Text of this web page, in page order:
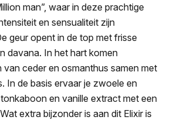
man”, waar in deze prachtige
en sensualiteit zijn
geur opent in de top met frisse
davana. In het hart komen
ceder en osmanthus samen met
In de basis ervaar je zwoele en
en vanille extract met een
extra bijzonder is aan dit Elixir is